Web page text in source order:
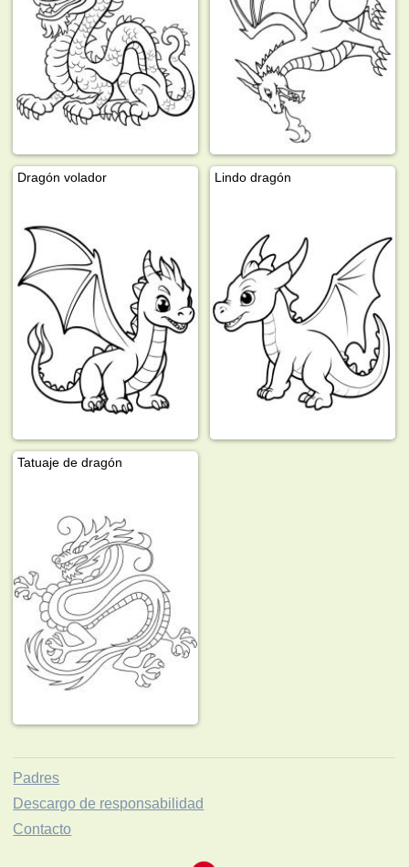
Dragón volador Lindo dragón
Tatuaje de dragón
Padres
Descargo de responsabilidad
Contacto